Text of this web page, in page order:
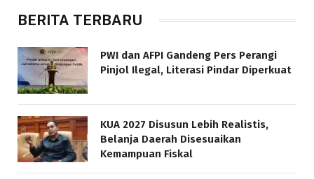
BERITA TERBARU
PWI dan AFPI Gandeng Pers Perangi
Pinjol Ilegal, Literasi Pindar Diperkuat
KUA 2027 Disusun Lebih Realistis,
Belanja Daerah Disesuaikan
Kemampuan Fiskal